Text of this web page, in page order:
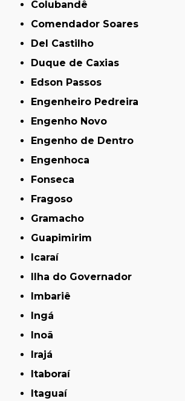
Colubandê
Comendador Soares
Del Castilho
Duque de Caxias
Edson Passos
Engenheiro Pedreira
Engenho Novo
Engenho de Dentro
Engenhoca
Fonseca
Fragoso
Gramacho
Guapimirim
Icaraí
Ilha do Governador
Imbariê
Ingá
Inoã
Irajá
Itaboraí
Itaguaí